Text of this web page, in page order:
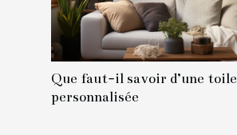
Que faut-il savoir d’une toile
personnalisée